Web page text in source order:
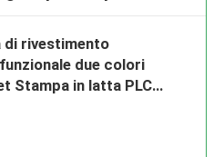
di rivestimento
due colori
Stampa in latta PLC